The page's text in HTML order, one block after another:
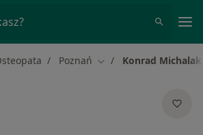
Poznań Zmień miasto
Konrad Michalak